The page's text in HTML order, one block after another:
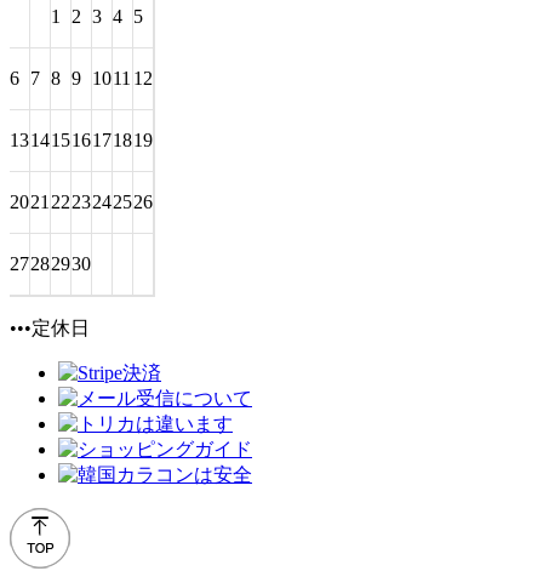
1 2 3 4 5
6 7 8 9 1011 12
13141516171819
2021 2223242526
27282930
•••定休日